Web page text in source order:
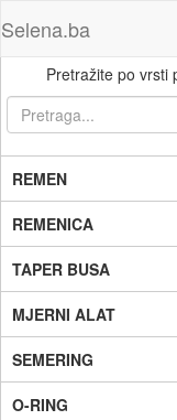
Selena.ba
Pretražite po vrsti
REMEN
REMENICA
TAPER BUSA
MJERNI ALAT
SEMERING
O-RING